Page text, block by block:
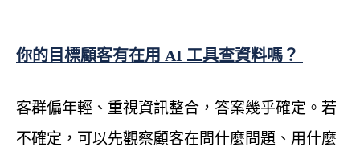
你的目標顧客有在用 AI 工具查資料嗎？
客群偏年輕、重視資訊整合，答案幾乎確定。若
不確定，可以先觀察顧客在問什麼問題、用什麼